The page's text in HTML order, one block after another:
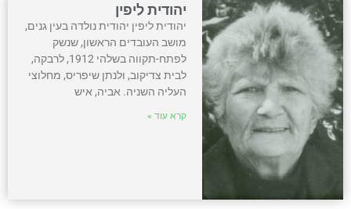
יהודית ליפין
יהודית ליפין יהודית נולדה בעין גנים,
מושב העובדים הראשון, שנשק
לפתח-תקווה בשלהי 1912, לרבקה,
לבית צדיקוב, ולנתן שיפריס, מחלוצי
העליה השניה. אביה, איש
קרא עוד »